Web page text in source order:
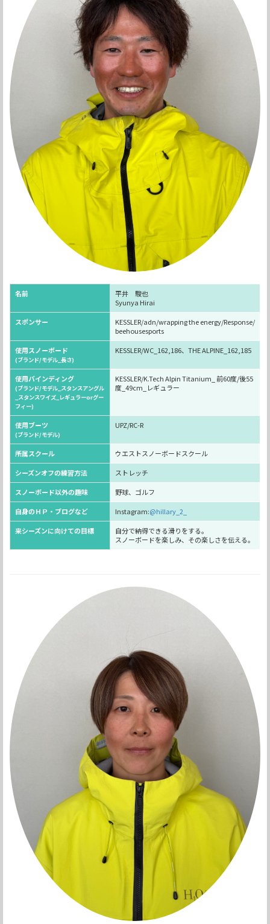
名前
平井 駿也
Syunya Hirai
スポンサー
KESSLER/adn/wrapping the energy/Response/
beehousesports
使用スノーボード
(ブランド/モデル_長さ)
KESSLER/WC_162,186、THE ALPINE_162,185
使用バインディング
(ブランド/モデル_スタンスアングル
_スタンスワイズ_レギュラーorグー
フィー)
KESSLER/K.Tech Alpin Titanium_ 前60度/後55
度_49cm_レギュラー
使用ブーツ
(ブランド/モデル)
UPZ/RC-R
所属スクール
ウエストスノーボードスクール
シーズンオフの練習方法
ストレッチ
スノーボード以外の趣味
野球、ゴルフ
自身のＨＰ・ブログなど
Instagram:@hillary_2_
来シーズンに向けての目標
自分で納得できる滑りをする。
スノーボードを楽しみ、その楽しさを伝える。